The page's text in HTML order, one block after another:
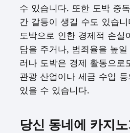
수 있습니다. 또한 도박 중
간 갈등이 생길 수도 있습
도박으로 인한 경제적 손실
담을 주거나, 범죄율을 높
러나 도박은 경제 활동으로
관광 산업이나 세금 수입
있을 수 있습니다.
당신 동네에 카지